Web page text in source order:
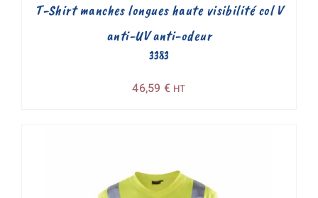
3383
T-Shirt manches longues haute visibilité col V
anti-UV anti-odeur
46,59 € HT